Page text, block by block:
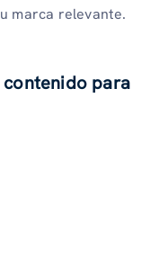
marca relevante.
contenido para